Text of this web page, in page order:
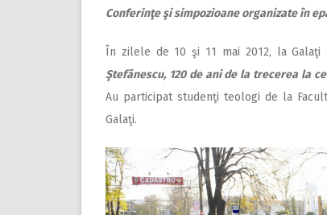
Conferinţe şi simpozioane organizate în
În zilele de 10 şi 11 mai 2012, la
Ştefănescu, 120 de ani de la trecerea la
Au participat studenţi teologi de la
Galaţi.